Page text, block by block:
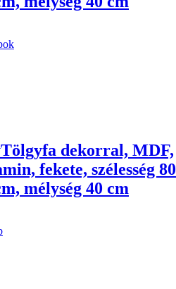
Tölgyfa dekorral, MDF,
fekete, szélesség 80
mélység 40 cm